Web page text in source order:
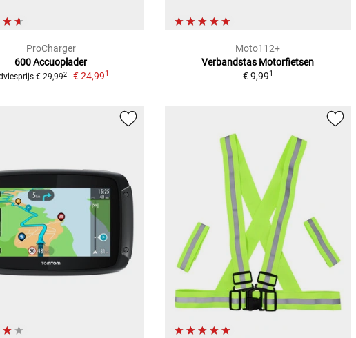
ProCharger
600 Accuoplader
€ 29,992 € 24,991
Moto112+
Verbandstas Motorfietsen
€ 9,991